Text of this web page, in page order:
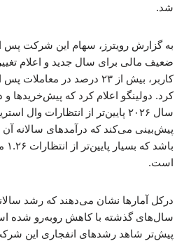
شد.
به گزارش رویترز، سهام این شرکت پس
ضعیف مالی برای سال جدید و اعلام
کاربر، بیش از ۲۳ درصد در
کرد. دولینگو اعلام کرد که پیش‌خریدها
سال ۲۰۲۶ پایین‌تر از انتظارات وال
است.
درکل آمارها نشان می‌دهند که رشد
سال‌های گذشته با کاهش روبه‌رو شده
پیش‌تر شاهد رشدهای انفجاری این